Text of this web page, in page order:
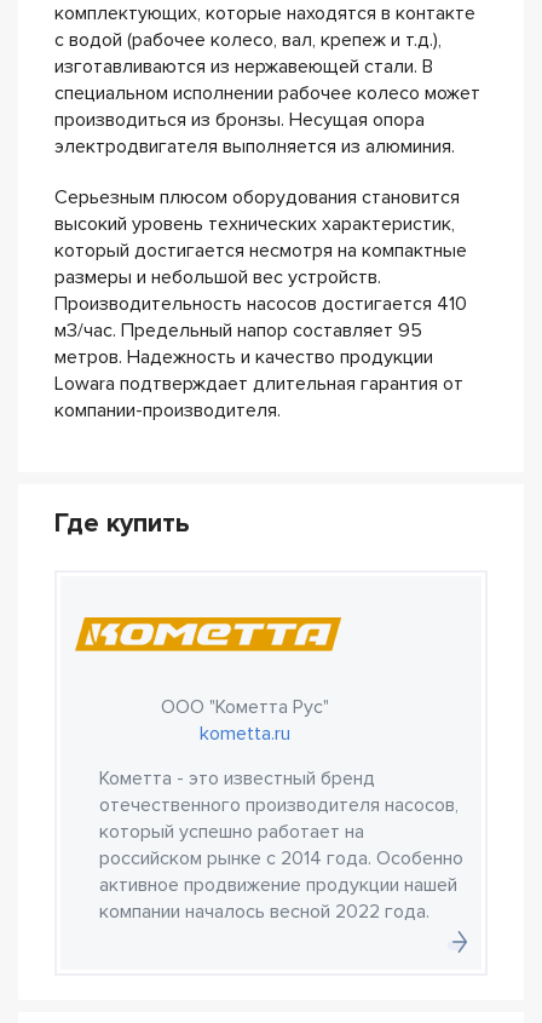
комплектующих, которые находятся в контакте
с водой (рабочее колесо, вал, крепеж и т.д.),
изготавливаются из нержавеющей стали. В
специальном исполнении рабочее колесо может
производиться из бронзы. Несущая опора
электродвигателя выполняется из алюминия.
Серьезным плюсом оборудования становится
высокий уровень технических характеристик,
который достигается несмотря на компактные
размеры и небольшой вес устройств.
Производительность насосов достигается 410
м3/час. Предельный напор составляет 95
метров. Надежность и качество продукции
Lowara подтверждает длительная гарантия от
компании-производителя.
Где купить
ООО "Кометта Рус"
kometta.ru
Кометта - это известный бренд
отечественного производителя насосов,
который успешно работает на
российском рынке с 2014 года. Особенно
активное продвижение продукции нашей
компании началось весной 2022 года.